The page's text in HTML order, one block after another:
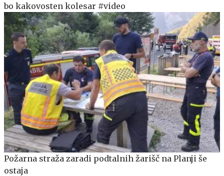
bo kakovosten kolesar #video
Požarna straža zaradi podtalnih žarišč na Planji še
ostaja